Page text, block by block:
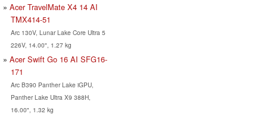
Acer TravelMate X4 14 AI
TMX414-51
Arc 130V, Lunar Lake Core Ultra 5
226V, 14.00", 1.27 kg
Acer Swift Go 16 AI SFG16-
171
Arc B390 Panther Lake iGPU,
Panther Lake Ultra X9 388H,
16.00", 1.32 kg